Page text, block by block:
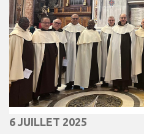
6 JUILLET 2025